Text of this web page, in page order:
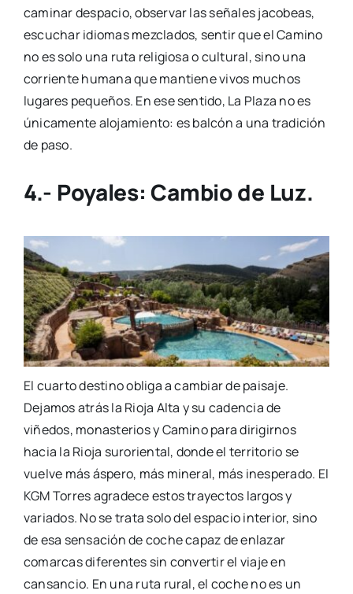
caminar despacio, observar las señales jacobeas,
escuchar idiomas mezclados, sentir que el Camino
no es solo una ruta religiosa o cultural, sino una
corriente humana que mantiene vivos muchos
lugares pequeños. En ese sentido, La Plaza no es
únicamente alojamiento: es balcón a una tradición
de paso.
4.- Poyales: Cambio de Luz.
El cuarto destino obliga a cambiar de paisaje.
Dejamos atrás la Rioja Alta y su cadencia de
viñedos, monasterios y Camino para dirigirnos
hacia la Rioja suroriental, donde el territorio se
vuelve más áspero, más mineral, más inesperado. El
KGM Torres agradece estos trayectos largos y
variados. No se trata solo del espacio interior, sino
de esa sensación de coche capaz de enlazar
comarcas diferentes sin convertir el viaje en
cansancio. En una ruta rural, el coche no es un